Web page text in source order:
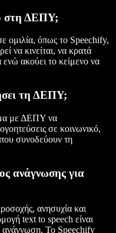
στη ΔΕΠΥ;
ομιλία, όπως το Speechify,
να κινείται, να κρατά
ακούει το κείμενο να
τη ΔΕΠΥ;
με ΔΕΠΥ να
σε κοινωνικό,
συνοδεύουν τη
ανάγνωσης για
ανησυχία και
text to speech είναι
ανάγνωση. Το Speechify